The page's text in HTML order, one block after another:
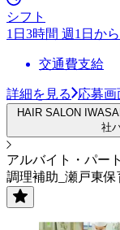
シフト
1日3時間 週1日か
交通費支給
詳細を見る 応募画
HAIR SALON
社
アルバイト・パート
調理補助_瀬戸東保